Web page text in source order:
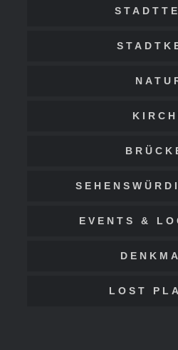
EVENTS &
LOST